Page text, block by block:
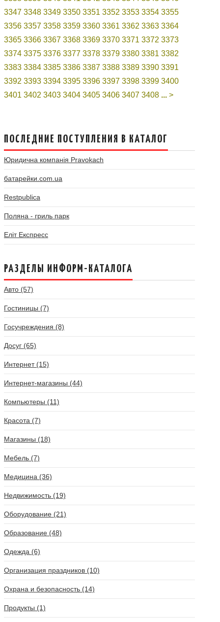
3347 3348 3349 3350 3351 3352 3353 3354 3355
3356 3357 3358 3359 3360 3361 3362 3363 3364
3365 3366 3367 3368 3369 3370 3371 3372 3373
3374 3375 3376 3377 3378 3379 3380 3381 3382
3383 3384 3385 3386 3387 3388 3389 3390 3391
3392 3393 3394 3395 3396 3397 3398 3399 3400
3401 3402 3403 3404 3405 3406 3407 3408 ... >
ПОСЛЕДНИЕ ПОСТУПЛЕНИЯ В КАТАЛОГ
Юридична компанія Pravokach
батарейки.com.ua
Restpublica
Поляна - гриль парк
Еліт Експресс
РАЗДЕЛЫ ИНФОРМ-КАТАЛОГА
Авто (57)
Гостиницы (7)
Госучреждения (8)
Досуг (65)
Интернет (15)
Интернет-магазины (44)
Компьютеры (11)
Красота (7)
Магазины (18)
Мебель (7)
Медицина (36)
Недвижимость (19)
Оборудование (21)
Образование (48)
Одежда (6)
Организация праздников (10)
Охрана и безопасность (14)
Продукты (1)